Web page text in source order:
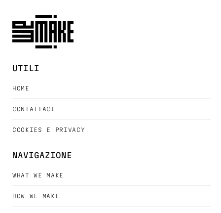
UTILI
HOME
CONTATTACI
COOKIES E PRIVACY
NAVIGAZIONE
WHAT WE MAKE
HOW WE MAKE